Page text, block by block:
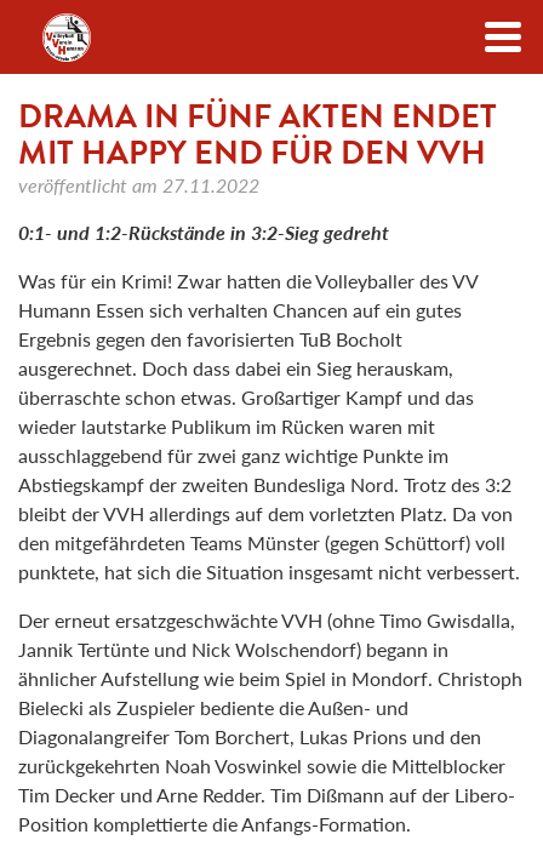
Zum Inhalt
DRAMA IN FÜNF AKTEN ENDET
MIT HAPPY END FÜR DEN VVH
veröffentlicht am 27.11.2022
0:1- und 1:2-Rückstände in 3:2-Sieg gedreht
Was für ein Krimi! Zwar hatten die Volleyballer des VV
Humann Essen sich verhalten Chancen auf ein gutes
Ergebnis gegen den favorisierten TuB Bocholt
ausgerechnet. Doch dass dabei ein Sieg herauskam,
überraschte schon etwas. Großartiger Kampf und das
wieder lautstarke Publikum im Rücken waren mit
ausschlaggebend für zwei ganz wichtige Punkte im
Abstiegskampf der zweiten Bundesliga Nord. Trotz des 3:2
bleibt der VVH allerdings auf dem vorletzten Platz. Da von
den mitgefährdeten Teams Münster (gegen Schüttorf) voll
punktete, hat sich die Situation insgesamt nicht verbessert.
Der erneut ersatzgeschwächte VVH (ohne Timo Gwisdalla,
Jannik Tertünte und Nick Wolschendorf) begann in
ähnlicher Aufstellung wie beim Spiel in Mondorf. Christoph
Bielecki als Zuspieler bediente die Außen- und
Diagonalangreifer Tom Borchert, Lukas Prions und den
zurückgekehrten Noah Voswinkel sowie die Mittelblocker
Tim Decker und Arne Redder. Tim Dißmann auf der Libero-
Position komplettierte die Anfangs-Formation.